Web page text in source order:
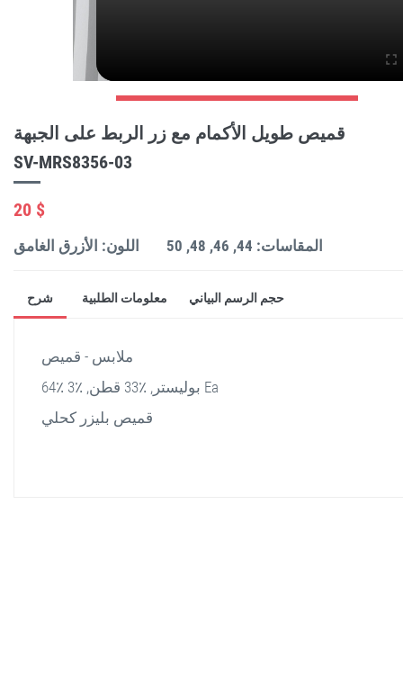
قميص طويل الأكمام مع زر الربط على الجبهة
SV-MRS8356-03
20 $
اللون: الأزرق الغامق المقاسات: 44, 46, 48, 50
شرح معلومات الطلبية حجم الرسم البياني
ملابس - قميص
64٪ بوليستر, ٪33 قطن, ٪3 Ea
قميص بليزر كحلي